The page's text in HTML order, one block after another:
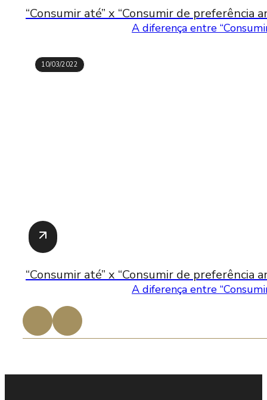
“Consumir até” x “Consumir de preferência
A diferença entre
10/03/2022
“Consumir até” x “Consumir de preferência
A diferença entre